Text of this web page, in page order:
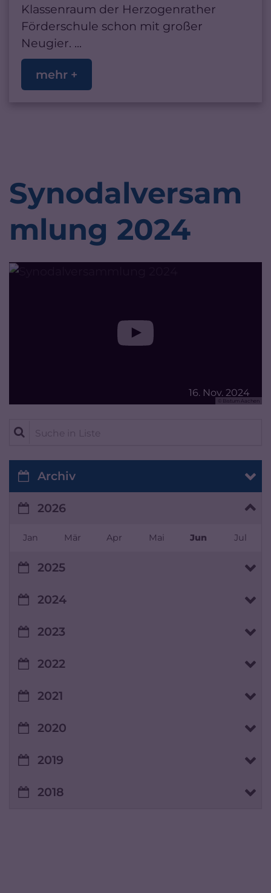
Klassenraum der Herzogenrather
Förderschule schon mit großer
Neugier. ...
mehr +
Synodalversam
mlung 2024
16. Nov. 2024
© Bistum Aachen
Suche in Liste
Archiv
2026
Jan Mär Apr Mai Jun Jul
2025
2024
2023
2022
2021
2020
2019
2018